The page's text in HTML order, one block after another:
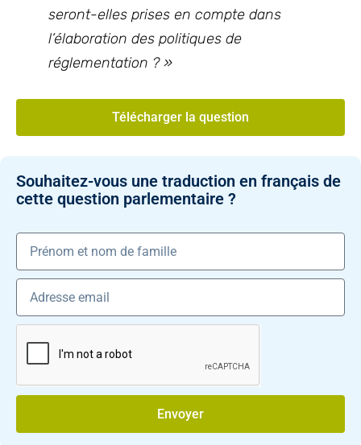
seront-elles prises en compte dans
l’élaboration des politiques de
réglementation ? »
Télécharger la question
Souhaitez-vous une traduction en français de
cette question parlementaire ?
Envoyer